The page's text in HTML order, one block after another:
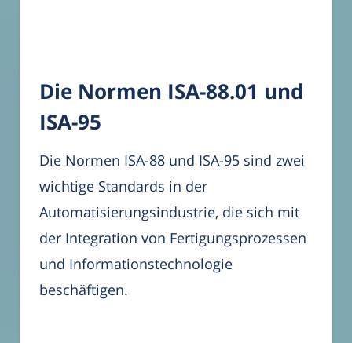
Die Normen ISA-88.01 und
ISA-95
Die Normen ISA-88 und ISA-95 sind zwei
wichtige Standards in der
Automatisierungsindustrie, die sich mit
der Integration von Fertigungsprozessen
und Informationstechnologie
beschäftigen.